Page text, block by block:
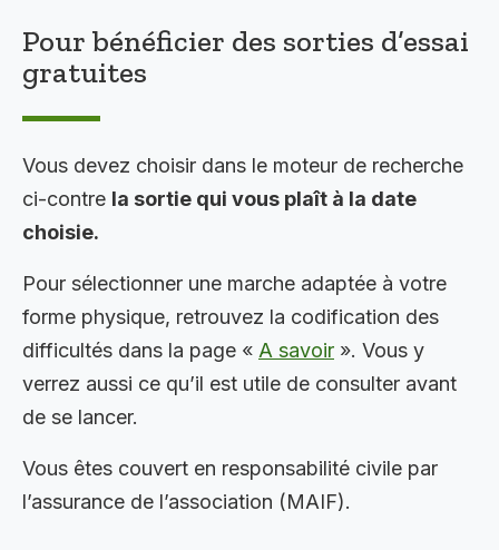
Pour bénéficier des sorties d’essai
gratuites
Vous devez choisir dans le moteur de recherche
ci-contre la sortie qui vous plaît à la date
choisie.
Pour sélectionner une marche adaptée à votre
forme physique, retrouvez la codification des
difficultés dans la page « A savoir ». Vous y
verrez aussi ce qu’il est utile de consulter avant
de se lancer.
Vous êtes couvert en responsabilité civile par
l’assurance de l’association (MAIF).